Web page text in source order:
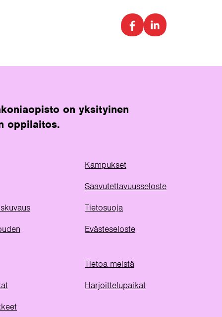
on yksityinen
oppilaitos.
Kampukset
Saavutettavuusseloste
Tietosuoja
Evästeseloste
Tietoa meistä
Harjoittelupaikat